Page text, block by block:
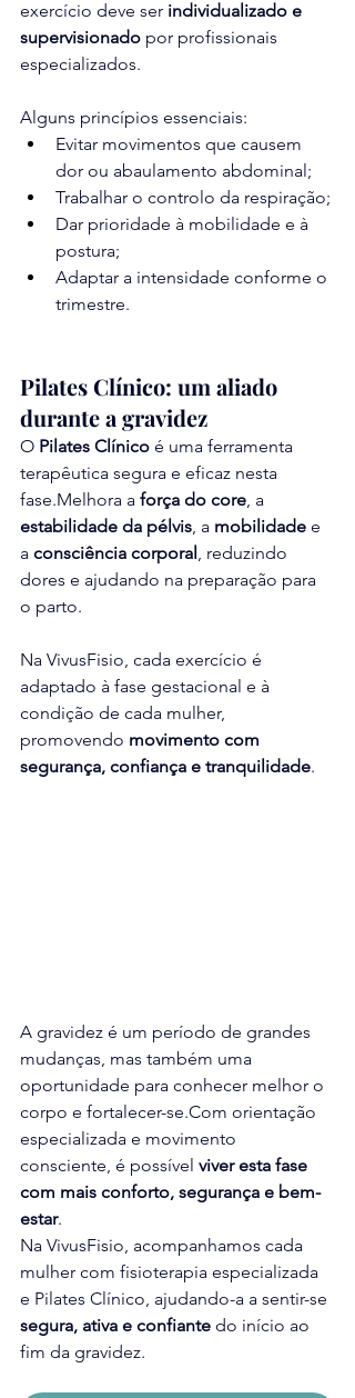
exercício deve ser individualizado e
supervisionado por profissionais
especializados.
Alguns princípios essenciais:
Evitar movimentos que causem
dor ou abaulamento abdominal;
Trabalhar o controlo da respiração;
Dar prioridade à mobilidade e à
postura;
Adaptar a intensidade conforme o
trimestre.
Pilates Clínico: um aliado
durante a gravidez
O Pilates Clínico é uma ferramenta
terapêutica segura e eficaz nesta
fase.Melhora a força do core, a
estabilidade da pélvis, a mobilidade e
a consciência corporal , reduzindo
dores e ajudando na preparação para
o parto.
Na VivusFisio, cada exercício é
adaptado à fase gestacional e à
condição de cada mulher,
promovendo movimento com
segurança, confiança e tranquilidade.
A gravidez é um período de grandes
mudanças, mas também uma
oportunidade para conhecer melhor o
corpo e fortalecer-se.Com orientação
especializada e movimento
consciente, é possível viver esta fase
com mais conforto, segurança e bem-
estar.
Na VivusFisio, acompanhamos cada
mulher com fisioterapia especializada
e Pilates Clínico, ajudando-a a sentir-se
segura, ativa e confiante do início ao
fim da gravidez.